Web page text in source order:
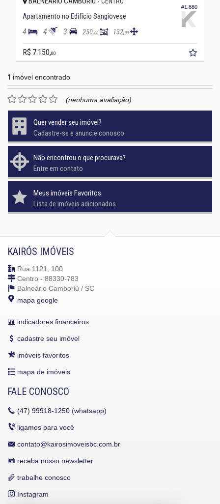
#1.880
Apartamento no Edifício Sangiovese
4 4 3 250,00 132,00
R$ 7.150,00
1 imóvel encontrado
(nenhuma avaliação)
Quer vender seu imóvel?
Cadastre-se e anuncie conosco
Não encontrou o que procurava?
Entre em contato
Meus imóveis Favoritos
Lista de imóveis adicionados
KAIRÓS IMÓVEIS
Rua 1121, 100
Centro - 88330-783
Balneário Camboriú / SC
mapa google
indicadores financeiros
cadastre seu imóvel
imóveis favoritos
mapa de imóveis
FALE CONOSCO
(47) 99918-1250 (whatsapp)
ligamos para você
contato@kairosimoveisbc.com.br
receba nosso newsletter
trabalhe conosco
Instagram